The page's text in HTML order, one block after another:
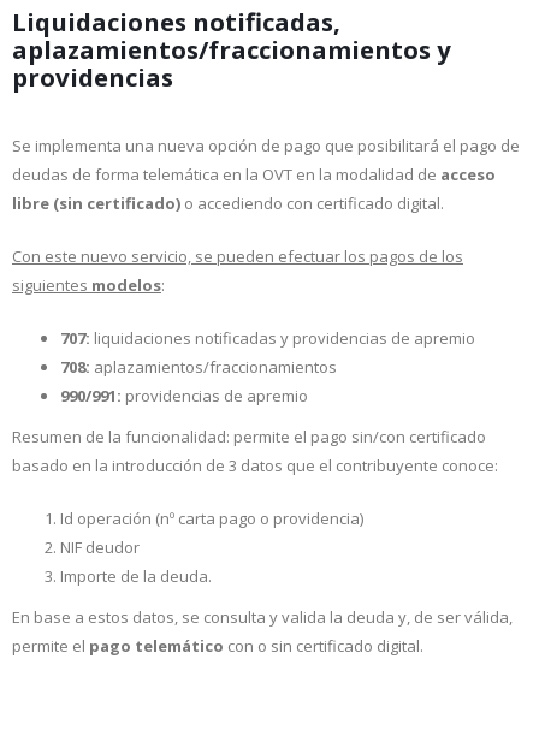
Comunicado
Liquidaciones notificadas,
aplazamientos/fraccionamientos y
providencias
Se implementa una nueva opción de pago que posibilitará el pago de
deudas de forma telemática en la OVT en la modalidad de acceso
libre (sin certificado) o accediendo con certificado digital.
Con este nuevo servicio, se pueden efectuar los pagos de los
siguientes modelos:
707: liquidaciones notificadas y providencias de apremio
708: aplazamientos/fraccionamientos
990/991: providencias de apremio
Resumen de la funcionalidad: permite el pago sin/con certificado
basado en la introducción de 3 datos que el contribuyente conoce:
Id operación (nº carta pago o providencia)
NIF deudor
Importe de la deuda.
En base a estos datos, se consulta y valida la deuda y, de ser válida,
permite el pago telemático con o sin certificado digital.